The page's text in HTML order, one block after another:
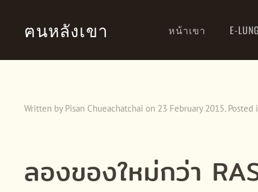
Skip to main content
ฅนหลังเขา หน้าเขา E-
Written by Pisan Chueachatchai on 23 February 2015. Posted
ลองของใหม่กว่า